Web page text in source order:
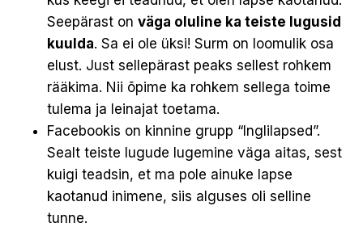
Seepärast on väga oluline ka teiste lugusid
kuulda. Sa ei ole üksi! Surm on loomulik osa
elust. Just sellepärast peaks sellest rohkem
rääkima. Nii õpime ka rohkem sellega toime
tulema ja leinajat toetama.
Facebookis on kinnine grupp “Inglilapsed”.
Sealt teiste lugude lugemine väga aitas, sest
kuigi teadsin, et ma pole ainuke lapse
kaotanud inimene, siis alguses oli selline
tunne.